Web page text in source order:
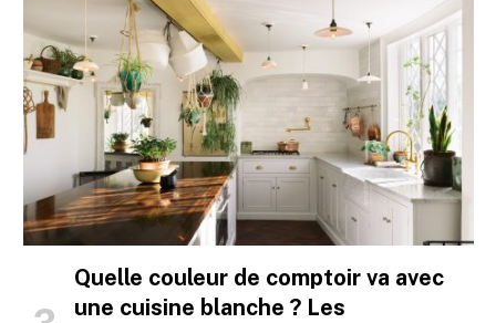
Quelle couleur de comptoir va avec
une cuisine blanche ? Les